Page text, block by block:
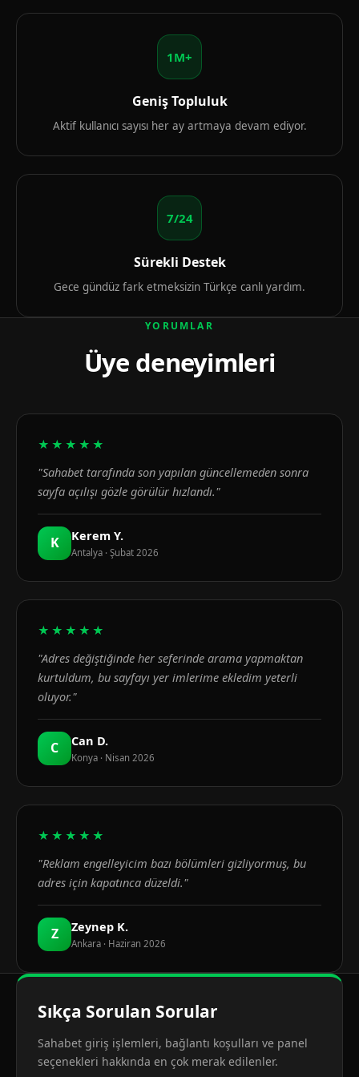
1M+
Geniş Topluluk
Aktif kullanıcı sayısı her ay artmaya devam ediyor.
7/24
Sürekli Destek
Gece gündüz fark etmeksizin Türkçe canlı yardım.
YORUMLAR
Üye deneyimleri
★★★★★
"Sahabet tarafında son yapılan güncellemeden sonra
sayfa açılışı gözle görülür hızlandı."
K Kerem Y.
Antalya · Şubat 2026
★★★★★
"Adres değiştiğinde her seferinde arama yapmaktan
kurtuldum, bu sayfayı yer imlerime ekledim yeterli
oluyor."
C Can D.
Konya · Nisan 2026
★★★★★
"Reklam engelleyicim bazı bölümleri gizliyormuş, bu
adres için kapatınca düzeldi."
Z Zeynep K.
Ankara · Haziran 2026
Sıkça Sorulan Sorular
Sahabet giriş işlemleri, bağlantı koşulları ve panel
seçenekleri hakkında en çok merak edilenler.